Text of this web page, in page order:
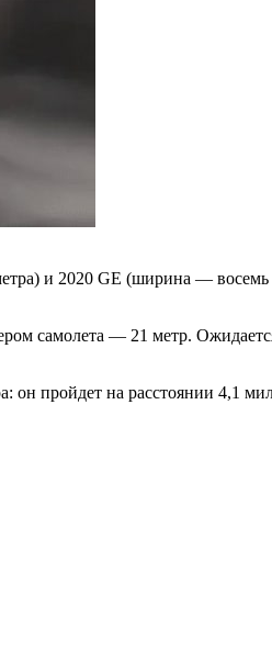
и 2020 GE (ширина —
самолета — 21 метр.
он пройдет на расстоянии 4,1